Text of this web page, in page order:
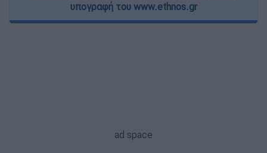
υπογραφή του www.ethnos.gr